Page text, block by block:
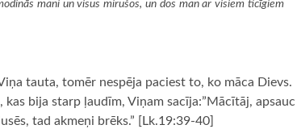
mani un visus mirušos, un dos man ar visiem ticīgiem
tauta, tomēr nespēja paciest to, ko māca Dievs.
bija starp ļaudīm, Viņam sacīja:”Mācītāj, apsauc
tad akmeņi brēks.” [Lk.19:39-40]